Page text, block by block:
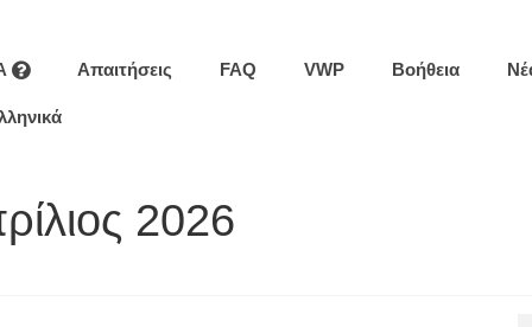
Απαιτήσεις FAQ VWP Βοήθεια
2026